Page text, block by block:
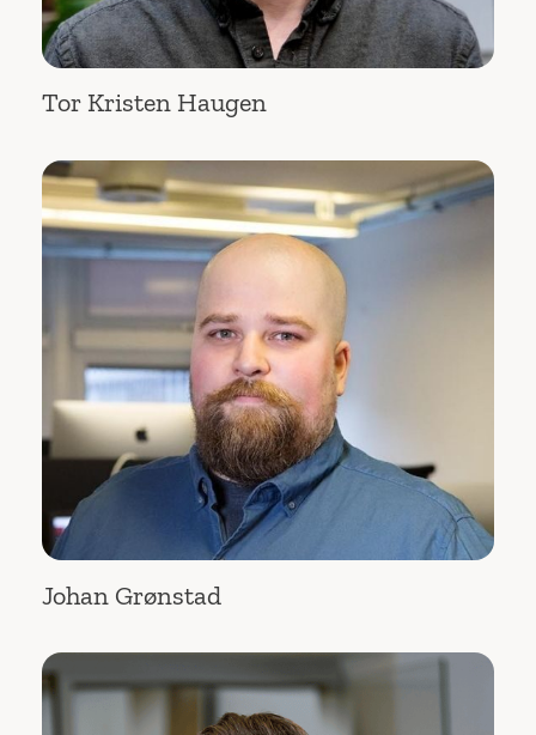
Tor Kristen Haugen
Johan Grønstad